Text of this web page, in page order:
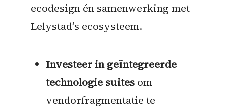
ecodesign én samenwerking met
Lelystad’s ecosysteem.
Investeer in geïntegreerde
technologie suitesom
vendorfragmentatie te